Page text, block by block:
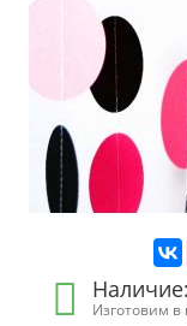
Изготовим в